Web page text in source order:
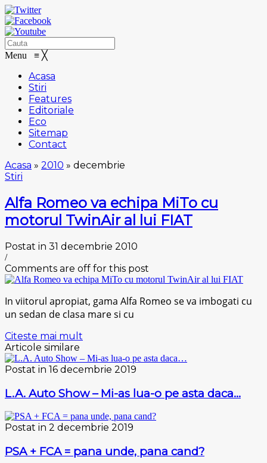
Menu ≡ ╳
Acasa
Stiri
Features
Editoriale
Eco
Sitemap
Contact
Acasa » 2010 » decembrie
Stiri
Alfa Romeo va echipa MiTo cu
motorul TwinAir al lui FIAT
Postat in 31 decembrie 2010
/
Comments are off for this post
In viitorul apropiat, gama Alfa Romeo se va imbogati cu
un sedan de clasa mare si cu
Citeste mai mult
Articole similare
Postat in 16 decembrie 2019
L.A. Auto Show – Mi-as lua-o pe asta daca…
Postat in 2 decembrie 2019
PSA + FCA = pana unde, pana cand?